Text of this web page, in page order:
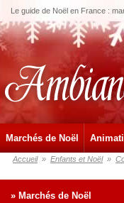
Le guide de Noël en France :
Marchés de Noël
Accueil » Enfants et Noël »
» Marchés de Noël